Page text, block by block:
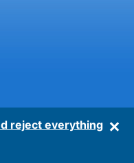
reject everything